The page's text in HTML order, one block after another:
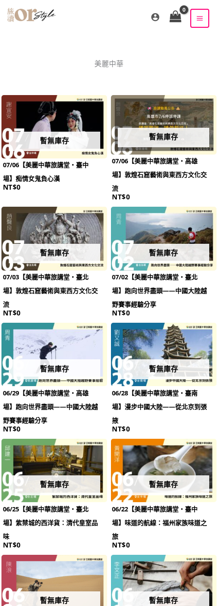
美麗中華
暫無庫存
07/06【美麗中華旅講堂‧臺中
場】痴情女鬼負心漢
NT$0
暫無庫存
07/06【美麗中華旅講堂‧高雄
場】敦煌石窟藝術與東西方文化交
流
NT$0
暫無庫存
07/03【美麗中華旅講堂‧臺北
場】敦煌石窟藝術與東西方文化交
流
NT$0
暫無庫存
07/02【美麗中華旅講堂‧臺北
場】跑向世界盡頭——中國大陸越
野賽事經驗分享
NT$0
暫無庫存
06/29【美麗中華旅講堂‧高雄
場】跑向世界盡頭——中國大陸越
野賽事經驗分享
NT$0
暫無庫存
06/28【美麗中華旅講堂‧臺南
場】漫步中國大陸——從北京到張
掖
NT$0
暫無庫存
06/25【美麗中華旅講堂‧臺北
場】紫禁城的西洋貨：清代皇室品
味
NT$0
暫無庫存
06/22【美麗中華旅講堂‧臺中
場】味道的航線：福州家族味道之
旅
NT$0
暫無庫存 暫無庫存